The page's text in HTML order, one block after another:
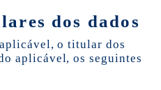
dos dados
o titular dos
aplicável, os seguintes